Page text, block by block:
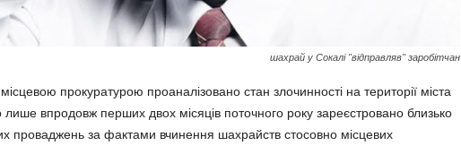
шахрай у Сокалі "відправляв" заробітчан
прокуратурою проаналізовано стан злочинності на території міста
впродовж перших двох місяців поточного року зареєстровано близько
проваджень за фактами вчинення шахрайств стосовно місцевих